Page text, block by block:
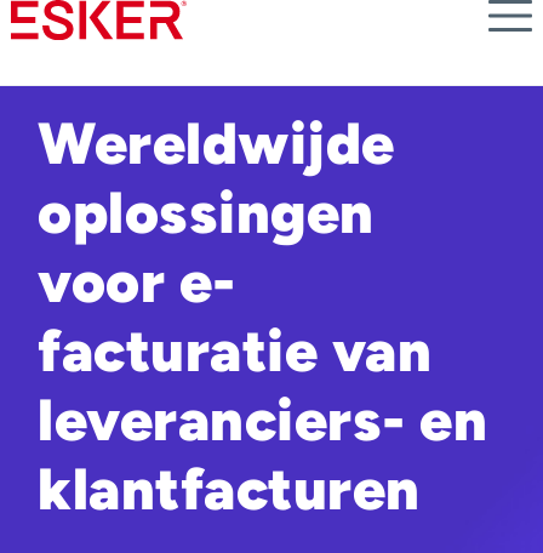
Skip
to
content
Wereldwijde
oplossingen
voor e-
facturatie van
leveranciers- en
klantfacturen